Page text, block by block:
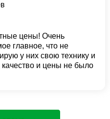
цены! Очень
главное, что не
у них свою технику и
и цены не было